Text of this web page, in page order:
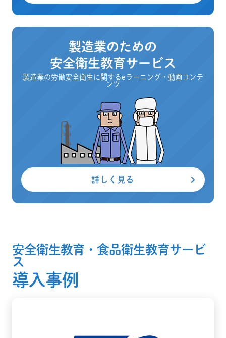
製造業のための
安全衛生教育サービス
製造業の労働安全衛生に関するeラーニング・動画コンテ
ンツ
詳しく見る
安全衛生教育・食品衛生教育サービ
ス
導入事例